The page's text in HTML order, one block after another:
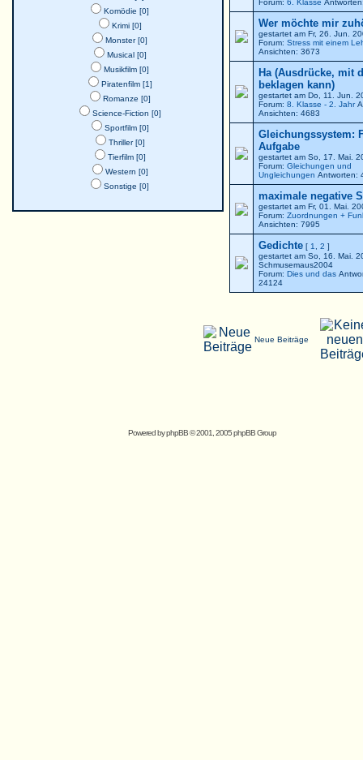
Komödie [0]
Krimi [0]
Monster [0]
Musical [0]
Musikfilm [0]
Piratenfilm [1]
Romanze [0]
Science-Fiction [0]
Sportfilm [0]
Thriller [0]
Tierfilm [0]
Western [0]
Sonstige [0]
Forum: 6. Klasse
Wer möchte mir
gestartet am Fr, 26. Jun.
Forum: Stress mit einem
Ansichten: 3673
Ha (Ausdrücke, mit
beklagen kann)
gestartet am Do, 11. Jun.
Forum: 8. Klasse - 2. Jahr
Ansichten: 4683
Gleichungssystem:
Aufgabe
gestartet am So, 17. Mai.
Forum: Gleichungen und
Ungleichungen Antworten:
maximale negative
gestartet am Fr, 01. Mai.
Forum: Zuordnungen +
Ansichten: 7995
Gedichte [ 1 2 ]
gestartet am So, 16. Mai.
Schmusemaus2004
Forum: Dies und das
24124
Neue Beiträge
Powered byphpBB© 2001, 2005 phpBB Group